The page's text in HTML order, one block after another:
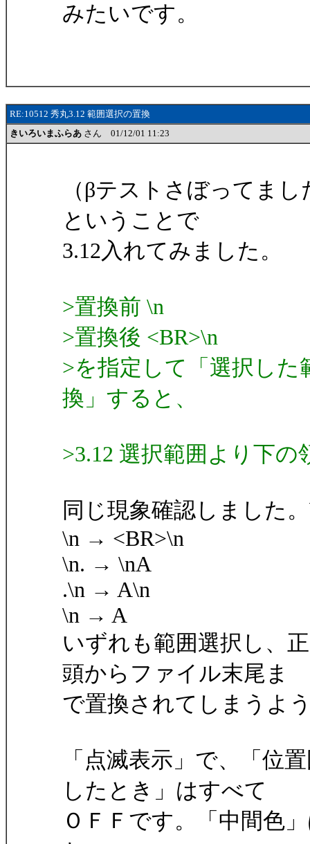
みたいです。
RE:10512 秀丸3.12 範囲選択の置換
きいろいまふらあ さん 01/12/01 11:23
（βテストさぼってま
ということで
3.12入れてみました。
>置換前 \n
>置換後 <BR>\n
>を指定して「選択し
換」すると、
>3.12 選択範囲より下
同じ現象確認しました
\n → <BR>\n
\n. → \nA
.\n → A\n
\n → A
いずれも範囲選択し、
頭からファイル末尾ま
で置換されてしまうよ
「点滅表示」で、「位
したとき」はすべて
ＯＦＦです。「中間色